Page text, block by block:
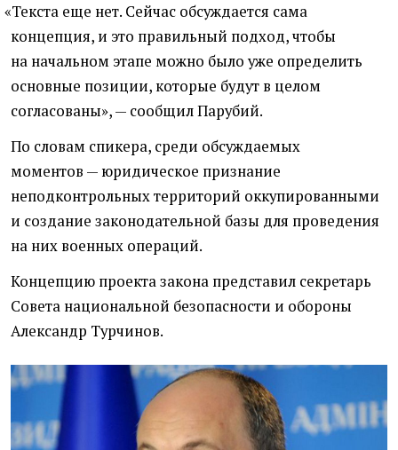
«Текста еще нет. Сейчас обсуждается сама
концепция, и это правильный подход, чтобы
на начальном этапе можно было уже определить
основные позиции, которые будут в целом
согласованы», — сообщил Парубий.
По словам спикера, среди обсуждаемых
моментов — юридическое признание
неподконтрольных территорий оккупированными
и создание законодательной базы для проведения
на них военных операций.
Концепцию проекта закона представил секретарь
Совета национальной безопасности и обороны
Александр Турчинов.